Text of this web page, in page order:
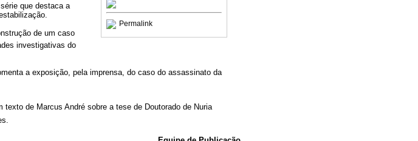
Permalink
que destaca a
de um caso
investigativas do
a exposição, pela imprensa, do caso do assassinato da
texto de Marcus André sobre a tese de Doutorado de Nuria